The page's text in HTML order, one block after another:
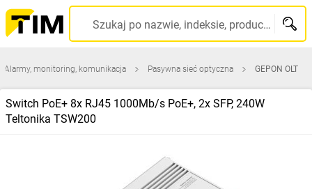
Szukaj po nazwie, indeksie, producencie, kodzie kreskowym...
Alarmy, monitoring, komunikacja Pasywna sieć optyczna GEPON OLT
Switch PoE+ 8x RJ45 1000Mb/s PoE+, 2x SFP, 240W
Teltonika TSW200